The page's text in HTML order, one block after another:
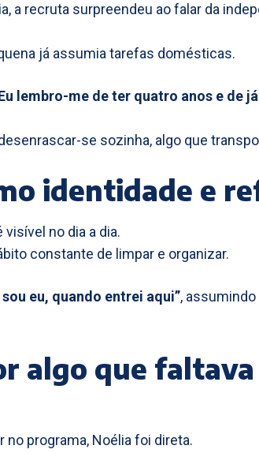
a recruta surpreendeu ao falar da
já assumia tarefas domésticas.
lembro-me de ter quatro anos e de
se sozinha, algo que
identidade e
no dia a dia.
constante de limpar e organizar.
sou eu, quando entrei aqui”,
algo que
no programa, Noélia foi direta.